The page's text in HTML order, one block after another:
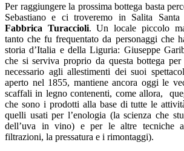
Per raggiungere la prossima bottega basta
Sebastiano e ci troveremo in Salita Santa
Fabbrica Turaccioli. Un locale piccolo
tanto che fu frequentato da personaggi che
storia d’Italia e della Liguria: Giuseppe
che si serviva proprio da questa bottega
necessario agli allestimenti dei suoi
aperto nel 1855, mantiene ancora oggi le
scaffali in legno contenenti, come allora,
che sono i prodotti alla base di tutte le
quelli usati per l’enologia (la scienza che
dell’uva in vino) e per le altre tecniche
filtrazioni, la pressatura e i rimontaggi).